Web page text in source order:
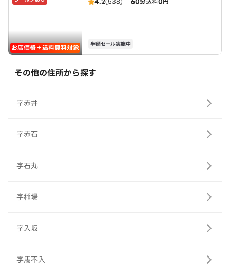
お店価格＋送料無料対象 半額セール実施中
その他の住所から探す
字赤井
字赤石
字石丸
字稲場
字入坂
字馬不入